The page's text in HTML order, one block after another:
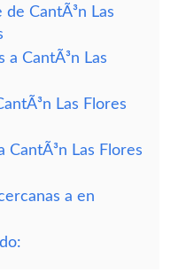
CantÃ³n Las
a CantÃ³n Las
Las Flores
CantÃ³n Las Flores
a en